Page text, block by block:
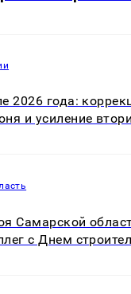
2026 года:
и усиление
Самарской
с Днем